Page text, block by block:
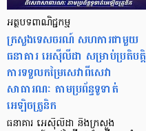
អត្ថបទពាណិជ្ជកម្ម
ក្រសួងទេសចរណ៍ សហការជាមួយ
ធនាគារ អេស៊ីលីដា សម្រាប់ប្រតិបត្តិ
ការទទួលកម្រៃសេវាពីសេវា
សាធារណៈ តាមប្រព័ន្ធទូទាត់
អេឡិចត្រូនិក
ធនាគារ អេស៊ីលីដា និងក្រសួង